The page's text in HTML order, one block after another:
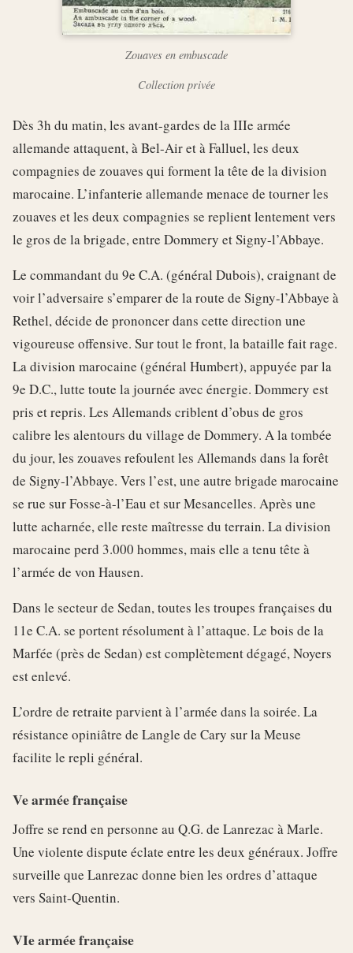
Zouaves en embuscade
Collection privée
Dès 3h du matin, les avant-gardes de la IIIe armée
allemande attaquent, à Bel-Air et à Falluel, les deux
compagnies de zouaves qui forment la tête de la division
marocaine. L’infanterie allemande menace de tourner les
zouaves et les deux compagnies se replient lentement vers
le gros de la brigade, entre Dommery et Signy-l’Abbaye.
Le commandant du 9e C.A. (général Dubois), craignant de
voir l’adversaire s’emparer de la route de Signy-l’Abbaye à
Rethel, décide de prononcer dans cette direction une
vigoureuse offensive. Sur tout le front, la bataille fait rage.
La division marocaine (général Humbert), appuyée par la
9e D.C., lutte toute la journée avec énergie. Dommery est
pris et repris. Les Allemands criblent d’obus de gros
calibre les alentours du village de Dommery. A la tombée
du jour, les zouaves refoulent les Allemands dans la forêt
de Signy-l’Abbaye. Vers l’est, une autre brigade marocaine
se rue sur Fosse-à-l’Eau et sur Mesancelles. Après une
lutte acharnée, elle reste maîtresse du terrain. La division
marocaine perd 3.000 hommes, mais elle a tenu tête à
l’armée de von Hausen.
Dans le secteur de Sedan, toutes les troupes françaises du
11e C.A. se portent résolument à l’attaque. Le bois de la
Marfée (près de Sedan) est complètement dégagé, Noyers
est enlevé.
L’ordre de retraite parvient à l’armée dans la soirée. La
résistance opiniâtre de Langle de Cary sur la Meuse
facilite le repli général.
Ve armée française
Joffre se rend en personne au Q.G. de Lanrezac à Marle.
Une violente dispute éclate entre les deux généraux. Joffre
surveille que Lanrezac donne bien les ordres d’attaque
vers Saint-Quentin.
VIe armée française